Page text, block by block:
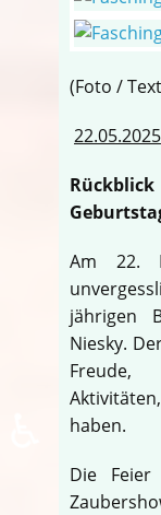
(Foto /
22.05.2025
Am 22.
jährigen
Niesky.
Freude,
haben.
Die